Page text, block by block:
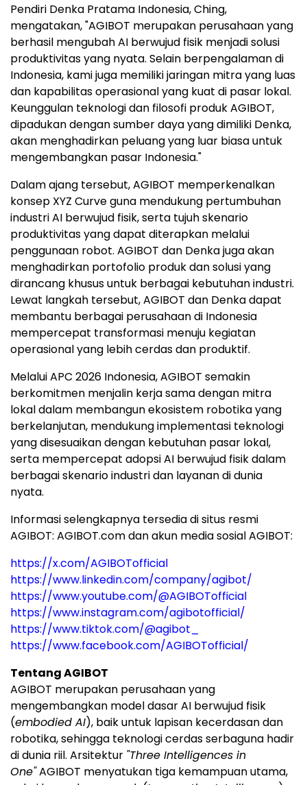
Pendiri Denka Pratama Indonesia, Ching,
mengatakan, "AGIBOT merupakan perusahaan yang
berhasil mengubah AI berwujud fisik menjadi solusi
produktivitas yang nyata. Selain berpengalaman di
Indonesia, kami juga memiliki jaringan mitra yang luas
dan kapabilitas operasional yang kuat di pasar lokal.
Keunggulan teknologi dan filosofi produk AGIBOT,
dipadukan dengan sumber daya yang dimiliki Denka,
akan menghadirkan peluang yang luar biasa untuk
mengembangkan pasar Indonesia."
Dalam ajang tersebut, AGIBOT memperkenalkan
konsep XYZ Curve guna mendukung pertumbuhan
industri AI berwujud fisik, serta tujuh skenario
produktivitas yang dapat diterapkan melalui
penggunaan robot. AGIBOT dan Denka juga akan
menghadirkan portofolio produk dan solusi yang
dirancang khusus untuk berbagai kebutuhan industri.
Lewat langkah tersebut, AGIBOT dan Denka dapat
membantu berbagai perusahaan di Indonesia
mempercepat transformasi menuju kegiatan
operasional yang lebih cerdas dan produktif.
Melalui APC 2026 Indonesia, AGIBOT semakin
berkomitmen menjalin kerja sama dengan mitra
lokal dalam membangun ekosistem robotika yang
berkelanjutan, mendukung implementasi teknologi
yang disesuaikan dengan kebutuhan pasar lokal,
serta mempercepat adopsi AI berwujud fisik dalam
berbagai skenario industri dan layanan di dunia
nyata.
Informasi selengkapnya tersedia di situs resmi
AGIBOT: AGIBOT.com dan akun media sosial AGIBOT:
https://x.com/AGIBOTofficial
https://www.linkedin.com/company/agibot/
https://www.youtube.com/@AGIBOTofficial
https://www.instagram.com/agibotofficial/
https://www.tiktok.com/@agibot_
https://www.facebook.com/AGIBOTofficial/
Tentang AGIBOT
AGIBOT merupakan perusahaan yang
mengembangkan model dasar AI berwujud fisik
(embodied AI), baik untuk lapisan kecerdasan dan
robotika, sehingga teknologi cerdas serbaguna hadir
di dunia riil. Arsitektur "Three Intelligences in
One"AGIBOT menyatukan tiga kemampuan utama,